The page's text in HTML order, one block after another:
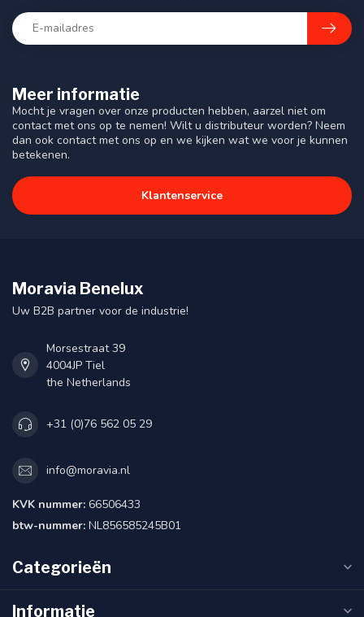
Meer informatie
Mocht je vragen over onze producten hebben, aarzel niet om
contact met ons op te nemen! Wilt u distributeur worden? Neem
dan ook contact met ons op en we kijken wat we voor je kunnen
betekenen.
Klantenservice
Moravia Benelux
Uw B2B partner voor de industrie!
Morsestraat 39
4004JP Tiel
the Netherlands
+31 (0)76 562 05 29
info@moravia.nl
KVK nummer: 66506433
btw-nummer: NL856585245B01
Categorieën
Informatie